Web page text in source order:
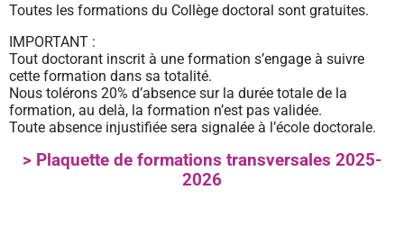
Toutes les formations du Collège doctoral sont gratuites.
IMPORTANT :
Tout doctorant inscrit à une formation s’engage à suivre
cette formation dans sa totalité.
Nous tolérons 20% d’absence sur la durée totale de la
formation, au delà, la formation n’est pas validée.
Toute absence injustifiée sera signalée à l’école doctorale.
> Plaquette de formations transversales 2025-
2026